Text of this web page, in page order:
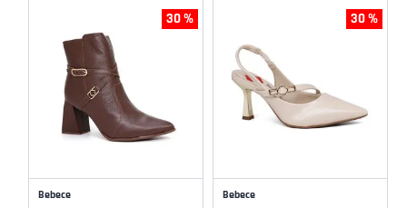
30 %
Bebece
30 %
Bebece